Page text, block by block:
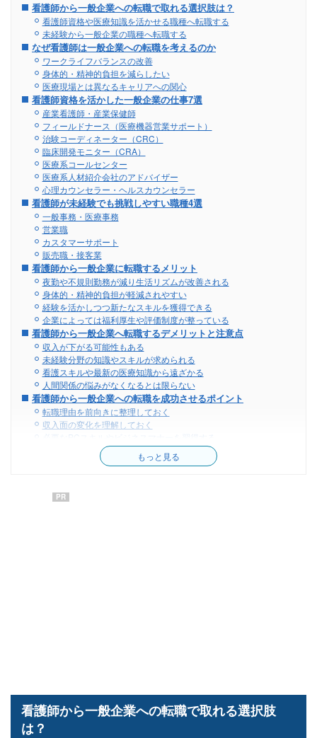
もっと見る
看護師から一般企業への転職で取れる選択肢は？
看護師資格や医療知識を活かせる職種へ転職する
未経験から一般企業の職種へ転職する
なぜ看護師は一般企業への転職を考えるのか
ワークライフバランスの改善
身体的・精神的負担を減らしたい
医療現場とは異なるキャリアへの関心
看護師資格を活かした一般企業の仕事7選
産業看護師・産業保健師
フィールドナース（医療機器営業サポート）
治験コーディネーター（CRC）
臨床開発モニター（CRA）
医療系コールセンター
医療系人材紹介会社のアドバイザー
心理カウンセラー・ヘルスカウンセラー
看護師が未経験でも挑戦しやすい職種4選
一般事務・医療事務
営業職
カスタマーサポート
販売職・接客業
看護師から一般企業に転職するメリット
夜勤や不規則勤務が減り生活リズムが改善される
身体的・精神的負担が軽減されやすい
経験を活かしつつ新たなスキルを獲得できる
企業によっては福利厚生や評価制度が整っている
看護師から一般企業へ転職するデメリットと注意点
収入が下がる可能性もある
未経験分野の知識やスキルが求められる
看護スキルや最新の医療知識から遠ざかる
人間関係の悩みがなくなるとは限らない
看護師から一般企業への転職を成功させるポイント
転職理由を前向きに整理しておく
収入面の変化を理解しておく
必要なPCスキルやビジネスマナーを習得する
看護師が一般企業の求人を見つける方法
看護師専門の転職エージェント
口コミサイトや企業の公式情報を確認する
PR
看護師から一般企業への転職で取れる選択肢
は？